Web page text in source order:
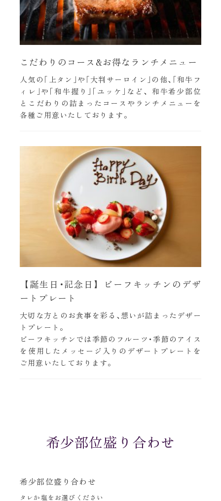
こだわりのコース&お得なランチメニュー
人気の｢上タン｣や｢大判サーロイン｣の他､｢和牛フ
ィレ｣や｢和牛握り｣｢ユッケ｣など、和牛希少部位
とこだわりの詰まったコースやランチメニューを
各種ご用意いたしております。
【誕生日･記念日】ビーフキッチンのデザ
ートプレート
大切な方とのお食事を彩る､想いが詰まったデザー
トプレート｡
ビーフキッチンでは季節のフルーツ･季節のアイス
を使用したメッセージ入りのデザートプレートを
ご用意いたしております｡
希少部位盛り合わせ
希少部位盛り合わせ
タレか塩をお選びください